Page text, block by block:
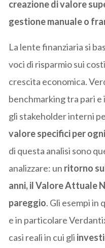
creazione di valore
gestione manuale o
La lente finanziaria si
voci di risparmio sui
crescita economica.
benchmarking tra pari
gli stakeholder interni
valore specifici per
di questa analisi sono
analizzare: un ritorno
anni, il Valore Attuale
pareggio. Gli esempi in
e in particolare
casi reali in cui gli